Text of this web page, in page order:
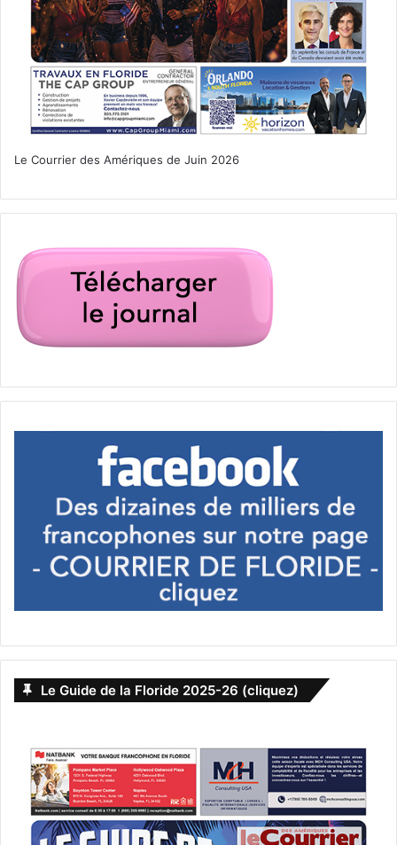
Fonseca
– 12 juin : Miami
– 13 juin : Orlando
Latin Music
Melendi
– 13 et 14 juin : Miami
Latin Music
14 juin
Lauren Sanderson
The Social
Orlando
– 15 juin : Orlando
David Bisbal (Crédit photo : CC BY-SA
– 17 juin : Fort Lauderdale
Electronic Music / Dance
Glass Animals
Le Courrier des Amériques de Juin 2026
Le Guide de la Floride 2025-26 (cliquez)